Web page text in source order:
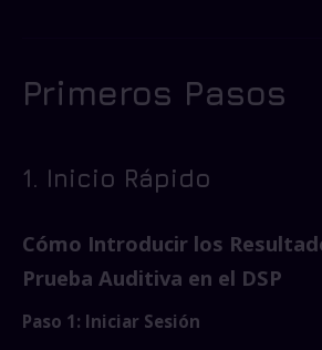
Primeros Pasos
1. Inicio Rápido
Cómo Introducir los
Prueba Auditiva en el DSP
Paso 1: Iniciar Sesión